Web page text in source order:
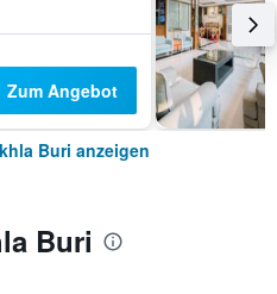
Zum Angebot
Buri anzeigen
Buri